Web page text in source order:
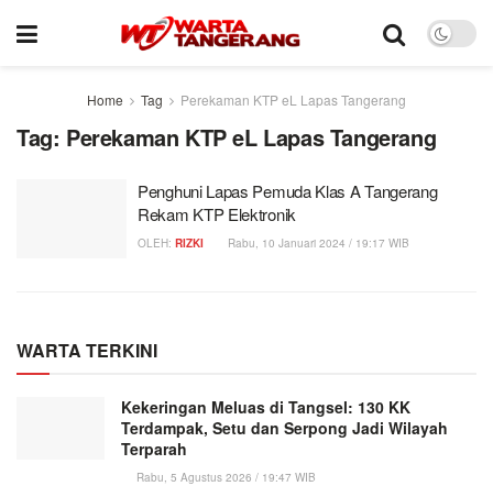
Home Tag Perekaman KTP eL Lapas Tangerang
Tag: Perekaman KTP eL Lapas Tangerang
Penghuni Lapas Pemuda Klas A Tangerang
Rekam KTP Elektronik
OLEH: RIZKI Rabu, 10 Januari 2024 / 19:17 WIB
WARTA TERKINI
Kekeringan Meluas di Tangsel: 130 KK
Terdampak, Setu dan Serpong Jadi Wilayah
Terparah
Rabu, 5 Agustus 2026 / 19:47 WIB